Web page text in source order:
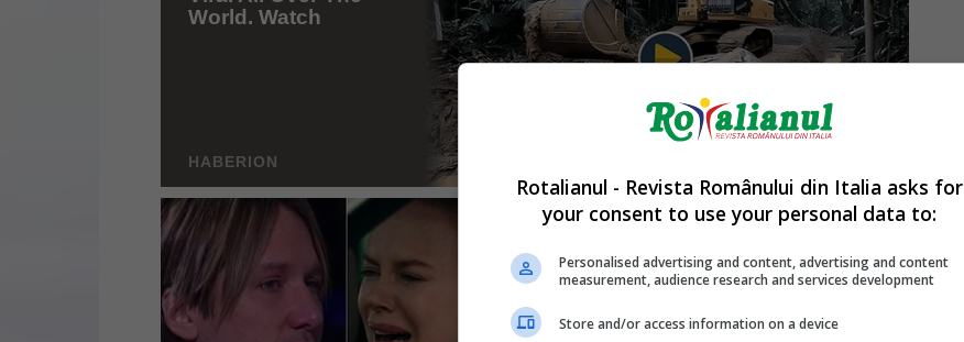
Rotalianul - Revista Românului din Italia asks for
your consent to use your personal data to:
Personalised advertising and content, advertising and content
measurement, audience research and services development
Store and/or access information on a device